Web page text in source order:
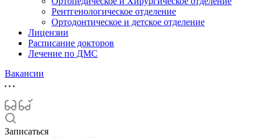
Рентгенологическое отделение
Ортодонтическое и детское отделение
Лицензии
Расписание докторов
Лечение по ДМС
Вакансии
Записаться